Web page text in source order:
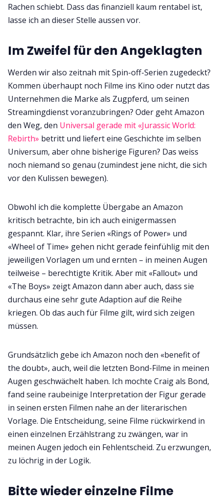
Rachen schiebt. Dass das finanziell kaum rentabel ist,
lasse ich an dieser Stelle aussen vor.
Im Zweifel für den Angeklagten
Werden wir also zeitnah mit Spin-off-Serien zugedeckt?
Kommen überhaupt noch Filme ins Kino oder nutzt das
Unternehmen die Marke als Zugpferd, um seinen
Streamingdienst voranzubringen? Oder geht Amazon
den Weg, den Universal gerade mit «Jurassic World:
Rebirth» betritt und liefert eine Geschichte im selben
Universum, aber ohne bisherige Figuren? Das weiss
noch niemand so genau (zumindest jene nicht, die sich
vor den Kulissen bewegen).
Obwohl ich die komplette Übergabe an Amazon
kritisch betrachte, bin ich auch einigermassen
gespannt. Klar, ihre Serien «Rings of Power» und
«Wheel of Time» gehen nicht gerade feinfühlig mit den
jeweiligen Vorlagen um und ernten – in meinen Augen
teilweise – berechtigte Kritik. Aber mit «Fallout» und
«The Boys» zeigt Amazon dann aber auch, dass sie
durchaus eine sehr gute Adaption auf die Reihe
kriegen. Ob das auch für Filme gilt, wird sich zeigen
müssen.
Grundsätzlich gebe ich Amazon noch den «benefit of
the doubt», auch, weil die letzten Bond-Filme in meinen
Augen geschwächelt haben. Ich mochte Craig als Bond,
fand seine raubeinige Interpretation der Figur gerade
in seinen ersten Filmen nahe an der literarischen
Vorlage. Die Entscheidung, seine Filme rückwirkend in
einen einzelnen Erzählstrang zu zwängen, war in
meinen Augen jedoch ein Fehlentscheid. Zu erzwungen,
zu löchrig in der Logik.
Bitte wieder einzelne Filme